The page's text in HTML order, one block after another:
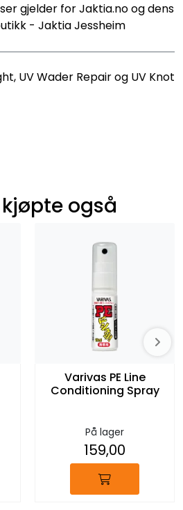
gjelder for Jaktia.no og dens
- Jaktia Jessheim
UV Wader Repair og UV Knot
også
Varivas PE Line
Conditioning Spray
På lager
159,00